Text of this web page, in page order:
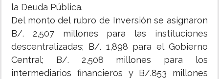
la Deuda Pública.
Del monto del rubro de Inversión se asignaron
B/. 2,507 millones para las instituciones
descentralizadas; B/. 1,898 para el Gobierno
Central; B/. 2,508 millones para los
intermediarios financieros y B/.853 millones